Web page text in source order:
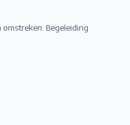
Begeleiding